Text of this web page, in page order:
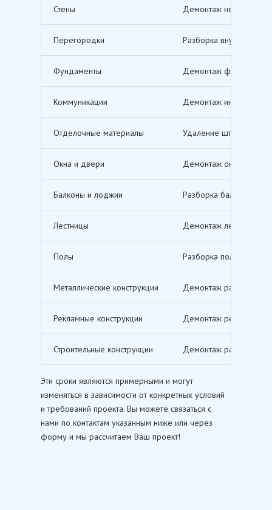
Стены Демонтаж несущих и
Перегородки Разборка внутренних
Фундаменты Демонтаж
Коммуникации Демонтаж инженерных
Отделочные материалы Удаление штукатурки,
Окна и двери Демонтаж оконных и
Балконы и лоджии Разборка балконов и
Лестницы Демонтаж лестничных
Полы Разборка полов,
Металлические конструкции Демонтаж различных
Рекламные конструкции Демонтаж рекламных
Строительные конструкции Демонтаж различных
Эти сроки являются примерными и могут
изменяться в зависимости от конкретных условий
и требований проекта. Вы можете связаться с
нами по контактам указанным ниже или через
форму и мы рассчитаем Ваш проект!